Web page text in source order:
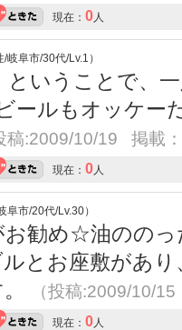
現在： 0人
岐阜市/30代/Lv.1）
ということで、
ールもオッケー
稿:2009/10/19 掲載
現在： 0人
阜市/20代/Lv.30）
勧め☆油ののっ
とお座敷があ
（投稿:2009/10/
現在： 0人